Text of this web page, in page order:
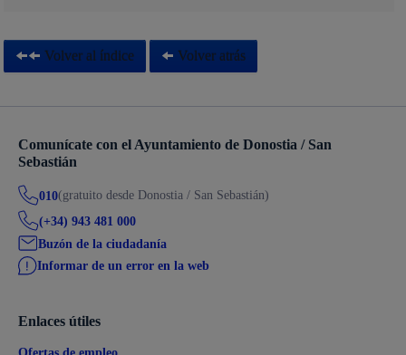
Volver al índice Volver atrás
Comunícate con el Ayuntamiento de Donostia / San
Sebastián
010(gratuito desde Donostia / San Sebastián)
(+34) 943 481 000
Buzón de la ciudadanía
Informar de un error en la web
Enlaces útiles